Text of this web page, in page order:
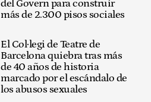
del Govern para construir
más de 2.300 pisos sociales
El Col·legi de Teatre de
Barcelona quiebra tras más
de 40 años de historia
marcado por el escándalo de
los abusos sexuales